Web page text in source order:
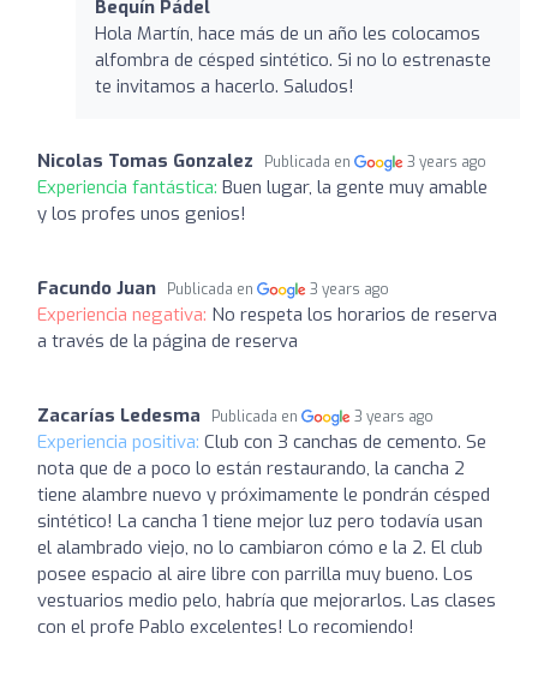
Bequín Pádel
Hola Martín, hace más de un año les colocamos
alfombra de césped sintético. Si no lo estrenaste
te invitamos a hacerlo. Saludos!
Nicolas Tomas Gonzalez Publicada en 3 years ago
Experiencia fantástica: Buen lugar, la gente muy amable
y los profes unos genios!
Facundo Juan Publicada en 3 years ago
Experiencia negativa: No respeta los horarios de reserva
a través de la página de reserva
Zacarías Ledesma Publicada en 3 years ago
Experiencia positiva: Club con 3 canchas de cemento. Se
nota que de a poco lo están restaurando, la cancha 2
tiene alambre nuevo y próximamente le pondrán césped
sintético! La cancha 1 tiene mejor luz pero todavía usan
el alambrado viejo, no lo cambiaron cómo e la 2. El club
posee espacio al aire libre con parrilla muy bueno. Los
vestuarios medio pelo, habría que mejorarlos. Las clases
con el profe Pablo excelentes! Lo recomiendo!